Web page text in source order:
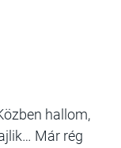
hallom,
Már rég